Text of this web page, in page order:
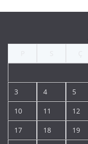
3 4 5
10 11 12
17 18 19